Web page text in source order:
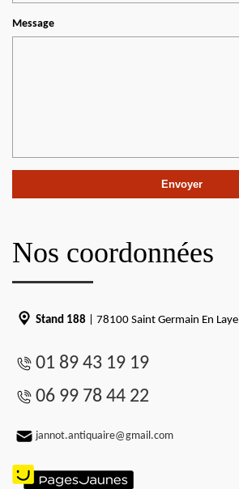
Message
Nos coordonnées
Stand 188 | 78100 Saint Germain En Laye
01 89 43 19 19
06 99 78 44 22
jannot.antiquaire@gmail.com